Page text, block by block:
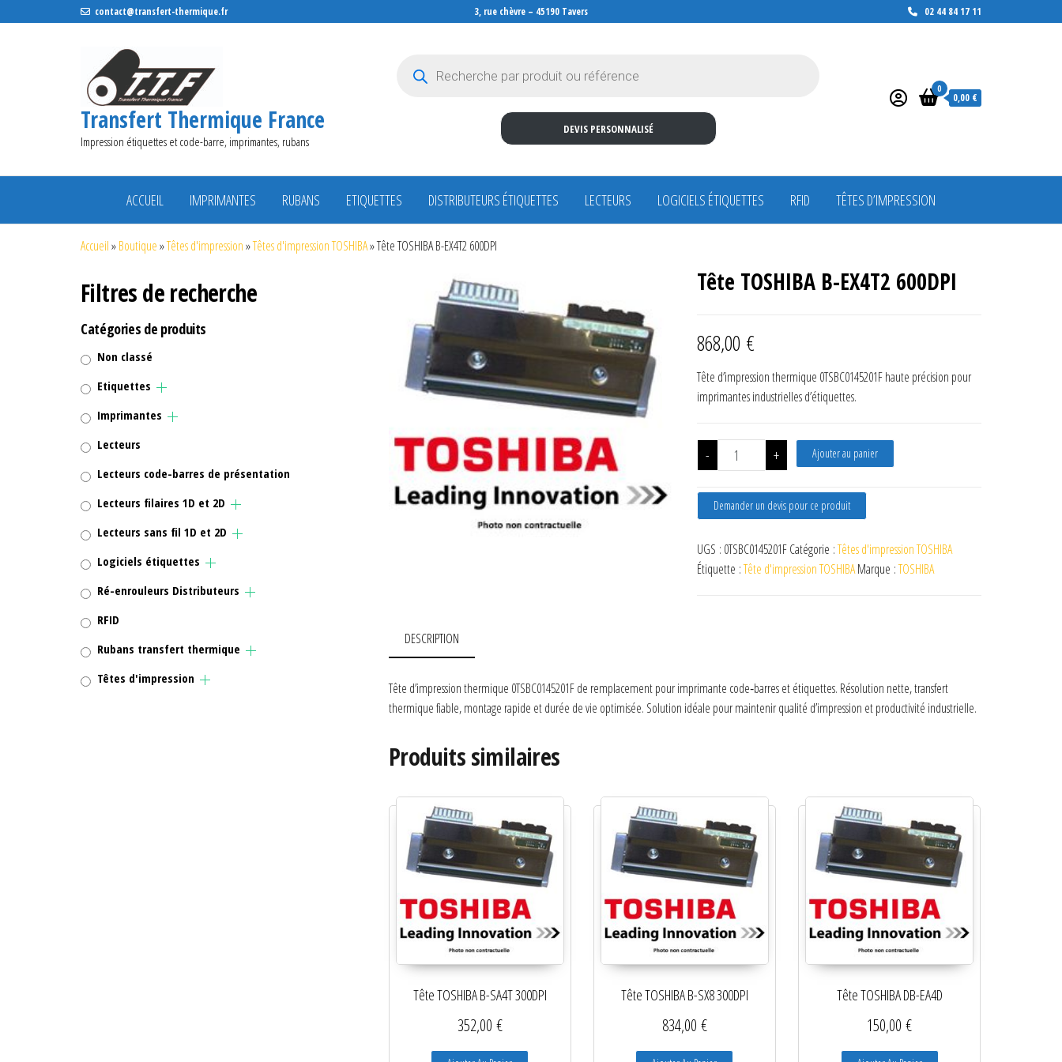
contact@transfert-thermique.fr 3, rue chèvre – 45190 Tavers 02 44 84 17 11
Transfert Thermique France
Impression étiquettes et code-barre, imprimantes, rubans
DEVIS PERSONNALISÉ
0
0,00 €
ACCUEIL IMPRIMANTES RUBANS ETIQUETTES DISTRIBUTEURS ÉTIQUETTES LECTEURS LOGICIELS ÉTIQUETTES RFID TÊTES D’IMPRESSION
Accueil»Boutique»Têtes d'impression»Têtes d'impression TOSHIBA»Tête TOSHIBA B-EX4T2 600DPI
Tête TOSHIBA B-EX4T2 600DPI
868,00 €
Tête d’impression thermique 0TSBC0145201F haute précision pour
imprimantes industrielles d’étiquettes.
- quantité de Tête TOSHIBA B-EX4T2 600DPI
+ Ajouter au panier
Demander un devis pour ce produit
UGS : 0TSBC0145201FCatégorie :Têtes d'impression TOSHIBA
Étiquette :Tête d'impression TOSHIBAMarque :TOSHIBA
DESCRIPTION
Tête d’impression thermique 0TSBC0145201F de remplacement pour imprimante code‑barres et étiquettes. Résolution nette, transfert
thermique fiable, montage rapide et durée de vie optimisée. Solution idéale pour maintenir qualité d’impression et productivité industrielle.
Produits similaires
Tête TOSHIBA B-SA4T 300DPI
352,00 €
Tête TOSHIBA B-SX8 300DPI
834,00 €
Tête TOSHIBA DB-EA4D
150,00€
Filtres de recherche
Catégories de produits
Non classé
Etiquettes
Imprimantes
Lecteurs
Lecteurs code-barres de présentation
Lecteurs filaires 1D et 2D
Lecteurs sans fil 1D et 2D
Logiciels étiquettes
Ré-enrouleurs Distributeurs
RFID
Rubans transfert thermique
Têtes d'impression